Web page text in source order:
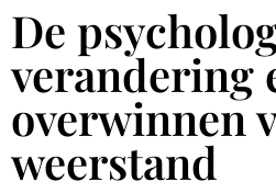
De
verandering
overwinnen
weerstand